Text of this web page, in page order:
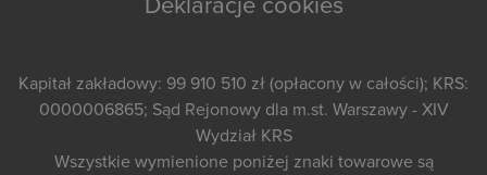
Deklaracje cookies
Kapitał zakładowy: 99 910 510 zł (opłacony w całości); KRS:
0000006865; Sąd Rejonowy dla m.st. Warszawy - XIV
Wydział KRS
Wszystkie wymienione poniżej znaki towarowe są